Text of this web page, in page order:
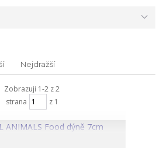
Nejdražší
Zobrazuji 1-2 z 2
strana
z 1